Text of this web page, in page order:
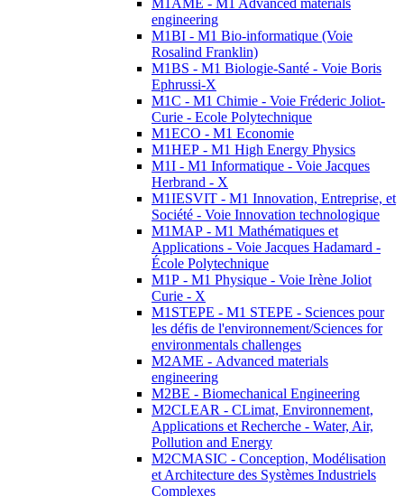
M1AME - M1 Advanced materials
engineering
M1BI - M1 Bio-informatique (Voie
Rosalind Franklin)
M1BS - M1 Biologie-Santé - Voie Boris
Ephrussi-X
M1C - M1 Chimie - Voie Fréderic Joliot-
Curie - Ecole Polytechnique
M1ECO - M1 Economie
M1HEP - M1 High Energy Physics
M1I - M1 Informatique - Voie Jacques
Herbrand - X
M1IESVIT - M1 Innovation, Entreprise, et
Société - Voie Innovation technologique
M1MAP - M1 Mathématiques et
Applications - Voie Jacques Hadamard -
École Polytechnique
M1P - M1 Physique - Voie Irène Joliot
Curie - X
M1STEPE - M1 STEPE - Sciences pour
les défis de l'environnement/Sciences for
environmentals challenges
M2AME - Advanced materials
engineering
M2BE - Biomechanical Engineering
M2CLEAR - CLimat, Environnement,
Applications et Recherche - Water, Air,
Pollution and Energy
M2CMASIC - Conception, Modélisation
et Architecture des Systèmes Industriels
Complexes